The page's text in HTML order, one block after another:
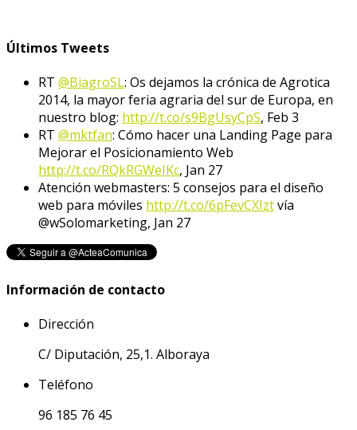
Últimos Tweets
RT @BiagroSL: Os dejamos la crónica de Agrotica
2014, la mayor feria agraria del sur de Europa, en
nuestro blog: http://t.co/s9BgUsyCpS, Feb 3
RT @mktfan: Cómo hacer una Landing Page para
Mejorar el Posicionamiento Web
http://t.co/RQkRGWeIKc, Jan 27
Atención webmasters: 5 consejos para el diseño
web para móviles http://t.co/6pFevCXIztvía
@wSolomarketing, Jan 27
Información de contacto
Dirección
C/ Diputación, 25,1. Alboraya
Teléfono
96 185 76 45